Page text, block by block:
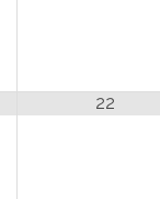
22